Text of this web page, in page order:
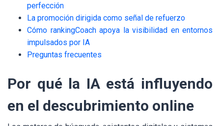
perfección
La promoción dirigida como señal de refuerzo
Cómo rankingCoach apoya la visibilidad en entornos
impulsados por IA
Preguntas frecuentes
Por qué la IA está influyendo
en el descubrimiento online